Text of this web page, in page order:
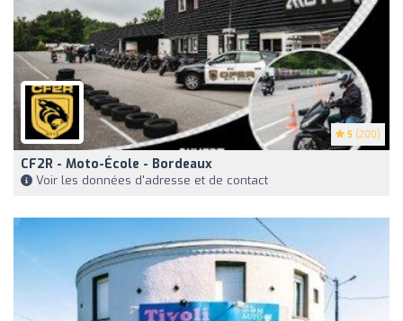
5 (200)
CF2R - Moto-École - Bordeaux
Voir les données d'adresse et de contact